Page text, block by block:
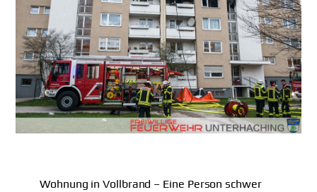
Wohnung in Vollbrand – Eine Person schwer